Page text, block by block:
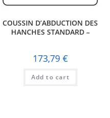
COUSSIN D’ABDUCTION DES
HANCHES STANDARD –
173,79 €
Add to cart